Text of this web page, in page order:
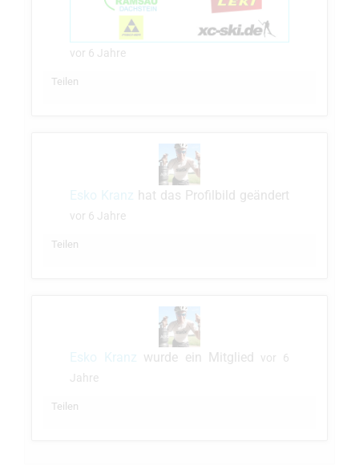
vor 6 Jahre
Teilen
Esko Kranz hat das Profilbild geändert
vor 6 Jahre
Teilen
Esko Kranz wurde ein Mitglied
vor 6
Jahre
Teilen